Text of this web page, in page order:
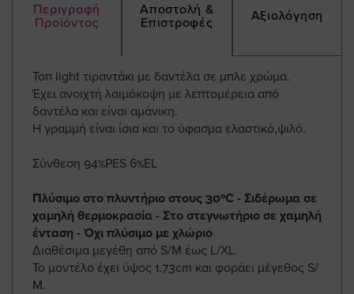
Περιγραφή
Προϊόντος
Αποστολή &
Επιστροφές
Αξιολόγηση
Τοπ light τιραντάκι με δαντέλα σε μπλε χρώμα.
Έχει ανοιχτή λαιμόκοψη με λεπτομέρεια από
δαντέλα και είναι αμάνικη.
Η γραμμή είναι ίσια και το ύφασμα ελαστικό,ψιλό.
Σύνθεση 94%PES 6%EL
Πλύσιμο στο πλυντήριο στους 30ºC - Σιδέρωμα σε
χαμηλή θερμοκρασία - Στο στεγνωτήριο σε χαμηλή
ένταση - Όχι πλύσιμο με χλώριο
Διαθέσιμα μεγέθη από S/Μ έως L/XL.
Το μοντέλο έχει ύψος 1.73cm και φοράει μέγεθος S/
Μ.